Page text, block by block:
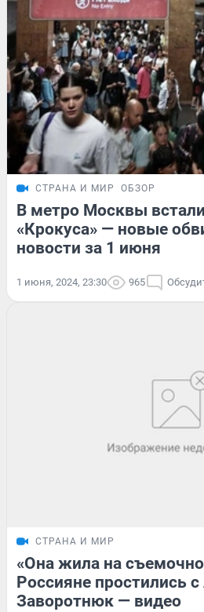
СТРАНА И МИР ОБЗОР
В метро Москвы
«Крокуса» — новые
новости за 1 июня
1 июня, 2024, 23:30 965
СТРАНА И МИР
«Она жила на
Россияне простились с
Заворотнюк — видео